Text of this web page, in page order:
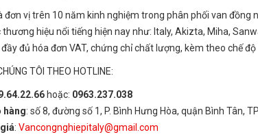
đơn vị trên 10 năm kinh nghiệm trong phân phối van đồng
hiệu nổi tiếng hiện nay như: Italy, Akizta, Miha,
đủ hóa đơn VAT, chứng chỉ chất lượng, kèm theo chế
TÔI THEO HOTLINE:
hoặc: 0963.237.038
hàng: số 8, đường số 1, P. Bình Hưng Hòa, quận Bình Tân,
: Vancongnghiepitaly@gmail.com